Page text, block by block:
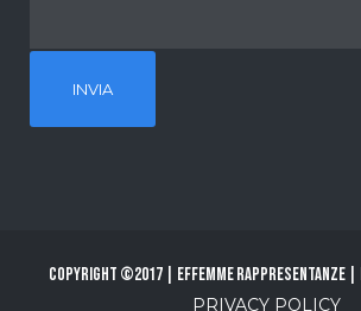
Copyright ©2017 | Effemme Rappresentanze |
PRIVACY POLICY